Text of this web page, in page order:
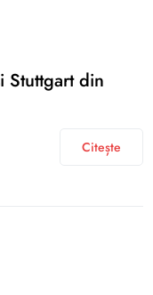
Stuttgart din
Citește